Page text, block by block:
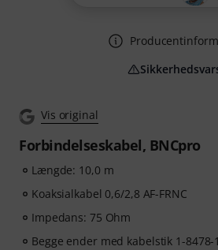
Vis original
Forbindelseskabel, BNCpro
Længde: 10,0 m
Koaksialkabel 0,6/2,8 AF-FRNC
Impedans: 75 Ohm
Begge ender med kabelstik 1-